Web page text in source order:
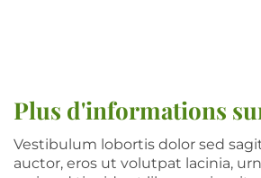
Plus d'informations
Vestibulum lobortis dolor sed
auctor, eros ut volutpat lacinia,